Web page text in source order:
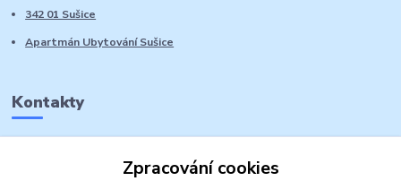
342 01 Sušice
Apartmán Ubytování Sušice
Kontakty
Zpracování cookies